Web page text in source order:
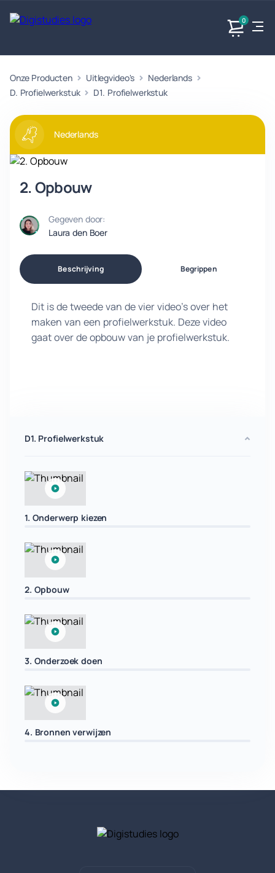
0
Exacte
vakken
Geen
vakken.
Taalvakken
vakken.
Maatschappijvakken
Onze Producten Uitlegvideo's
Nederlands
D. Profielwerkstuk
D1. Profielwerkstuk
Nederlands
2. Opbouw
Gegeven door:
Laura den Boer
Beschrijving Begrippen
Dit is de tweede van de vier video’s over het
maken van een profielwerkstuk. Deze video
gaat over de opbouw van je profielwerkstuk.
D1. Profielwerkstuk
1. Onderwerp kiezen
2. Opbouw
3. Onderzoek doen
4. Bronnen verwijzen